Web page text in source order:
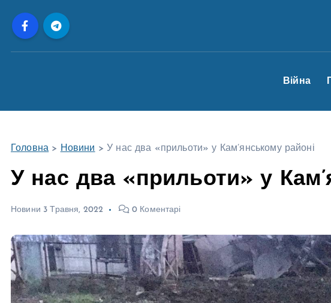
Війна
Головна > Новини > У нас два «прильоти» у Кам’янському районі
У нас два «прильоти» у
Новини 3 Травня, 2022 0 Коментарі